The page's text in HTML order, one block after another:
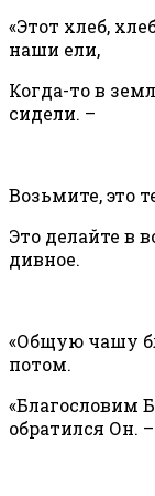
«Этот хлеб,
наши ели,
Когда-то в
сидели. –
Возьмите, это
Это делайте в
дивное.
«Общую чашу
потом.
«Благословим
обратился Он. –